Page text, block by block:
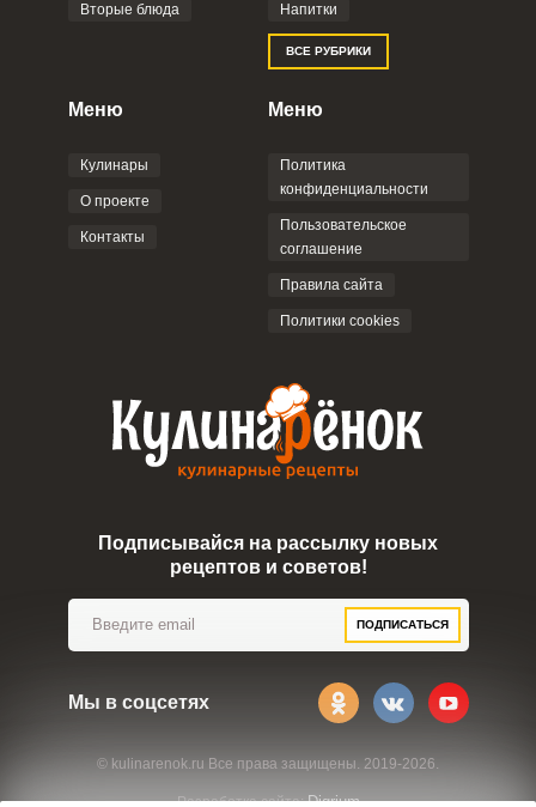
Отправляя эту форму, вы соглашаетесь с
Политикой
Пользовательским
соглашением
© kulinarenok.ru Все права защищены. 2019-2026.
Разработка сайта:Digrium
Вторые блюда Напитки
ВСЕ РУБРИКИ
Меню
Кулинары
О проекте
Контакты
Меню
Политика
конфиденциальности
Пользовательское
соглашение
Правила сайта
Политики cookies
Подписывайся на рассылку новых
рецептов и советов!
ПОДПИСАТЬСЯ
Мы в соцсетях